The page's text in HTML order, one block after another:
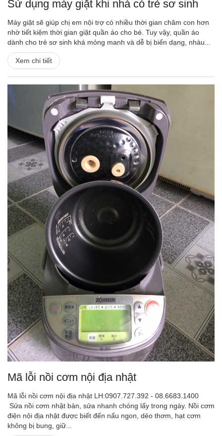
Sử dụng máy giặt khi nhà có trẻ sơ sinh
Máy giặt sẽ giúp chị em nội trợ có nhiều thời gian chăm con hơn
nhờ tiết kiệm thời gian giặt quần áo cho bé. Tuy vậy, quần áo
dành cho trẻ sơ sinh khá mỏng manh và dễ bị biến dạng, nhàu...
Xem chi tiết
Mã lỗi nồi cơm nội địa nhật
Mã lỗi nồi cơm nội địa nhật LH:0907.727.392 - 08.6683.1400
Sửa nồi cơm nhật bản, sửa nhanh chóng lấy trong ngày. Nồi cơm
điện nội địa nhật được biết đến nấu ngon, dẻo thơm, hạt cơm
không bị bung, giữ...